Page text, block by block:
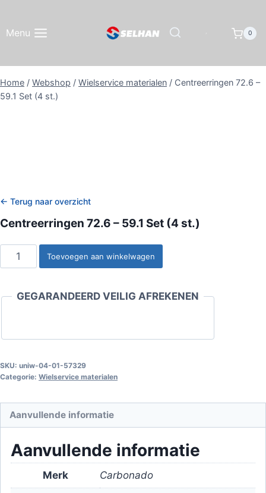
inhoud
Menu 0
Home / Webshop / Wielservice materialen / Centreerringen 72.6 –
59.1 Set (4 st.)
← Terug naar overzicht
Centreerringen 72.6 – 59.1 Set (4 st.)
Centreerringen
72.6
59.1
aantal
Toevoegen aan winkelwagen
GEGARANDEERD VEILIG AFREKENEN
SKU: uniw-04-01-57329
Categorie: Wielservice materialen
Aanvullende informatie
Aanvullende informatie
Merk Carbonado